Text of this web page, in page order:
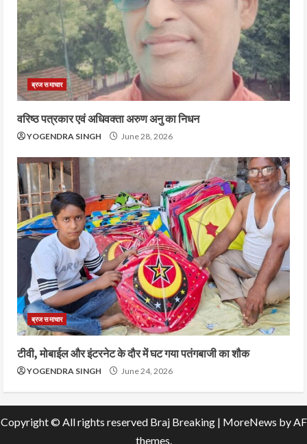
ब्रज समाचार
वरिष्ठ पत्रकार एवं अधिवक्ता अरुण अनु का निधन
YOGENDRA SINGH June 28, 2026
ब्रज समाचार
टीवी, मोबाईल और इंटरनेट के दौर में घट गया पतंगबाजी का शौक
YOGENDRA SINGH June 24, 2026
Copyright © All rights reserved Braj Breaking | MoreNews by AF
themes.